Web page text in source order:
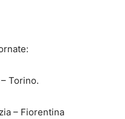
Torino.
– Fiorentina